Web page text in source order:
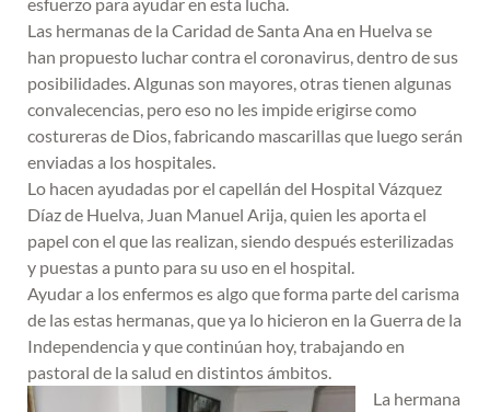
Las hermanas de la Caridad de Santa Ana en Huelva se
han propuesto luchar contra el coronavirus, dentro de sus
posibilidades. Algunas son mayores, otras tienen algunas
convalecencias, pero eso no les impide erigirse como
costureras de Dios, fabricando mascarillas que luego serán
enviadas a los hospitales.
Lo hacen ayudadas por el capellán del Hospital Vázquez
Díaz de Huelva, Juan Manuel Arija, quien les aporta el
papel con el que las realizan, siendo después esterilizadas
y puestas a punto para su uso en el hospital.
Ayudar a los enfermos es algo que forma parte del carisma
de las estas hermanas, que ya lo hicieron en la Guerra de la
Independencia y que continúan hoy, trabajando en
pastoral de la salud en distintos ámbitos.
La hermana